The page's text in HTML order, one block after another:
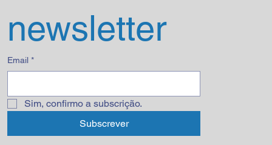
newsletter
Email *
Sim, confirmo a subscrição.
Subscrever